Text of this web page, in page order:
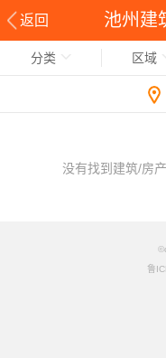
返回 池州建
分类 区域
没有找到建筑/房
鲁